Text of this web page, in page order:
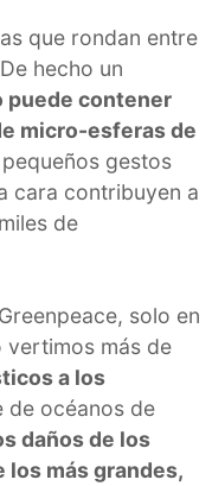
que rondan entre
hecho un
puede contener
micro-esferas de
gestos
cara contribuyen a
de
solo en
vertimos más de
a los
de océanos de
daños de los
los más grandes,